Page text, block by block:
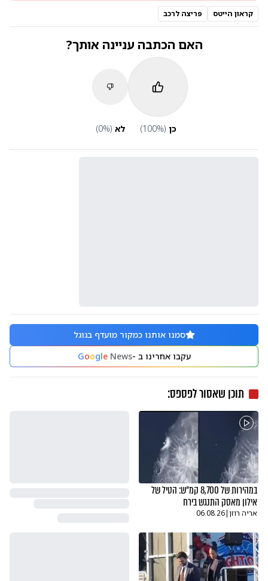
קראון הייטס פריצה לרכב
האם הכתבה עניינה אותך?
כן (
100%) לא (
0%)
סמנו אותנו כמקור מועדף בגוגל
עקבו אחרינו ב -
GoogleNews
תוכן שאסור לפספס:
במהירות של 8,700 קמ"ש: הטיל של
אילון מאסק התנגש בירח
אריה רוזן|
06.08.26